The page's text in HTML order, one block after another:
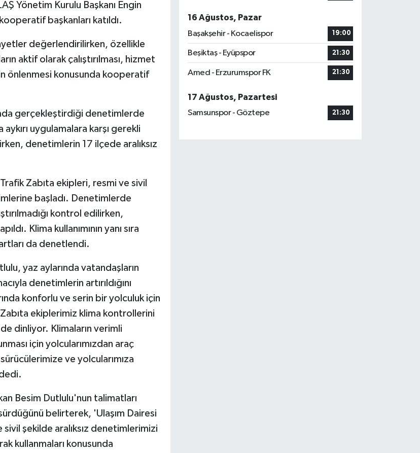
Yönetim Kurulu Başkanı Engin
başkanları katıldı.
değerlendirilirken, özellikle
aktif olarak çalıştırılması, hizmet
önlenmesi konusunda kooperatif
gerçekleştirdiği denetimlerde
uygulamalara karşı gerekli
denetimlerin 17 ilçede aralıksız
Trafik Zabıta ekipleri, resmi ve sivil
başladı. Denetimlerde
kontrol edilirken,
Klima kullanımının yanı sıra
da denetlendi.
yaz aylarında vatandaşların
denetimlerin artırıldığını
konforlu ve serin bir yolculuk için
ekiplerimiz klima kontrollerini
dinliyor. Klimaların verimli
için yolcularımızdan araç
ve yolcularımıza
Besim Dutlulu'nun talimatları
belirterek, 'Ulaşım Dairesi
sivil şekilde aralıksız denetimlerimizi
kullanmaları konusunda
16 Ağustos, Pazar
Başakşehir - Kocaelispor
19:00
Beşiktaş - Eyüpspor 21:30
Amed - Erzurumspor FK 21:30
17 Ağustos, Pazartesi
Samsunspor - Göztepe
21:30